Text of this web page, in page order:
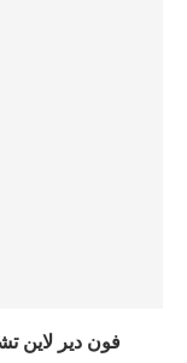
فون دير لاين